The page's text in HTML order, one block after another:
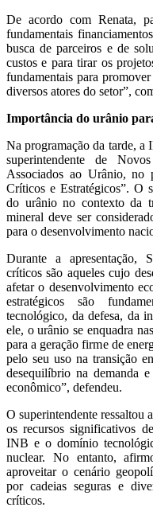
De acordo com Renata,
fundamentais
busca de parceiros e de
custos e para tirar os
fundamentais para
diversos atores do setor”,
Importância do urânio
Na programação da tarde,
superintendente de
Associados ao Urânio, no
Críticos e Estratégicos”. O
do urânio no contexto da
mineral deve ser
para o desenvolvimento
Durante a apresentação,
críticos são aqueles cujo
afetar o desenvolvimento
estratégicos são
tecnológico, da defesa, da
ele, o urânio se enquadra
para a geração firme de
pelo seu uso na transição
desequilíbrio na demanda
econômico”, defendeu.
O superintendente ressaltou
os recursos significativos
INB e o domínio
nuclear. No entanto,
aproveitar o cenário
por cadeias seguras e
críticos.